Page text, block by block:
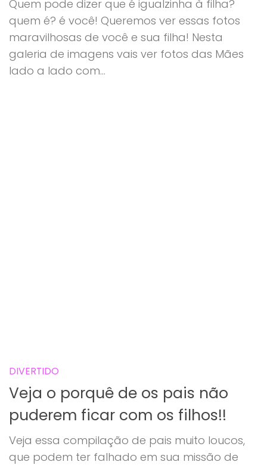
Quem pode dizer que é igualzinha à filha?
quem é? é você! Queremos ver essas fotos
maravilhosas de você e sua filha! Nesta
galeria de imagens vais ver fotos das Mães
lado a lado com...
DIVERTIDO
Veja o porquê de os pais não
puderem ficar com os filhos!!
Veja essa compilação de pais muito loucos,
que podem ter falhado em sua missão de